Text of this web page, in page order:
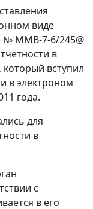
виде
№ ММВ-7-6/245@
в
вступил
в электроном
года.
для
в
с
в его